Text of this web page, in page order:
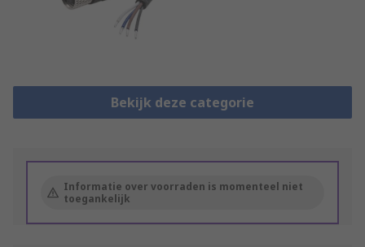
Bekijk deze categorie
Informatie over voorraden is momenteel niet
toegankelijk